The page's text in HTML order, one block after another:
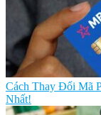
Cách Thay Đổi Mã
Nhất!